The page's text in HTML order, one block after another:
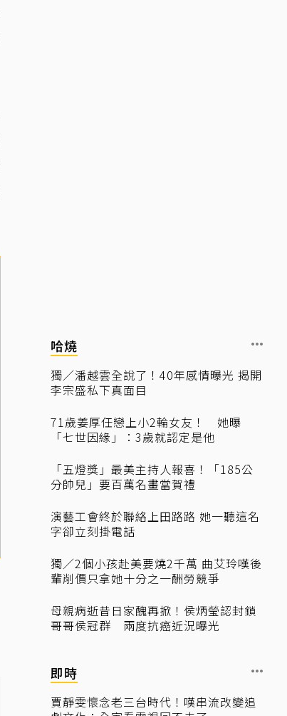
哈燒
獨／潘越雲全說了！40年感情曝光 揭開
李宗盛私下真面目
71歲姜厚任戀上小2輪女友！ 她曝
「七世因緣」：3歲就認定是他
「五燈獎」最美主持人報喜！「185公
分帥兒」要百萬名畫當賀禮
演藝工會終於聯絡上田路路 她一聽這名
字卻立刻掛電話
獨／2個小孩赴美要燒2千萬 曲艾玲嘆後
輩削價只拿她十分之一酬勞競爭
母親病逝昔日家醜再掀！侯炳瑩認封鎖
哥哥侯冠群 兩度抗癌近況曝光
即時
賈靜雯懷念老三台時代！嘆串流改變追